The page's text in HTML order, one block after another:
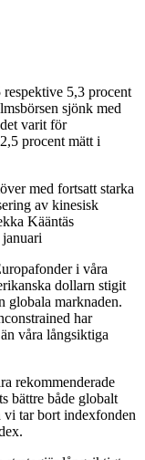
5,3 procent
sjönk med
varit för
procent mätt i
med fortsatt starka
av kinesisk
Kääntäs
i våra
dollarn stigit
globala marknaden.
har
våra långsiktiga
rekommenderade
bättre både globalt
vi tar bort indexfonden